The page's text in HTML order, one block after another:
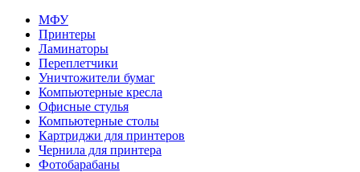
МФУ
Принтеры
Ламинаторы
Переплетчики
Уничтожители бумаг
Компьютерные кресла
Офисные стулья
Компьютерные столы
Картриджи для принтеров
Чернила для принтера
Фотобарабаны